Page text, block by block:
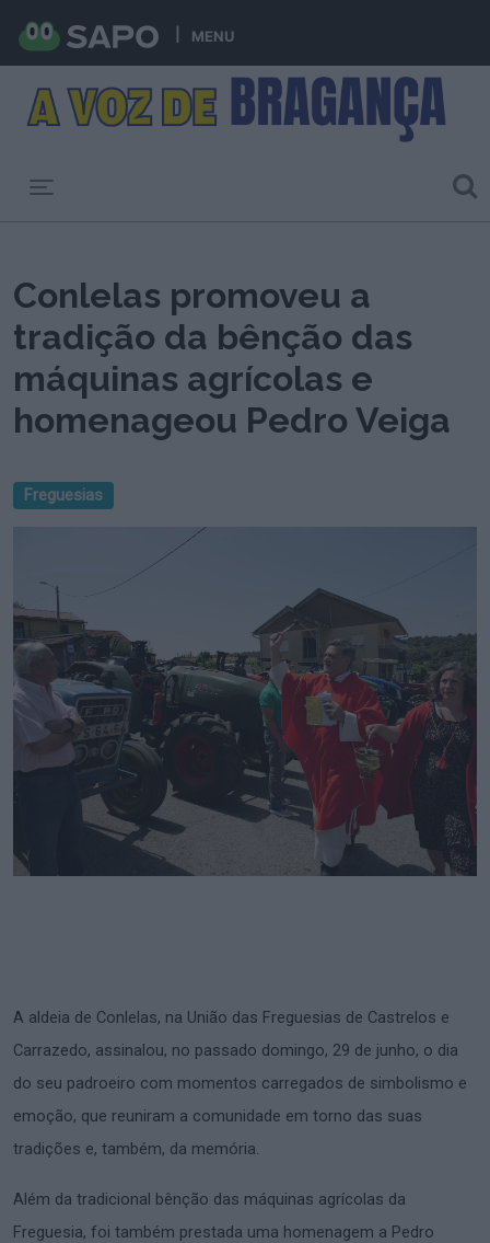
MENU
Conlelas promoveu a
tradição da bênção das
máquinas agrícolas e
homenageou Pedro Veiga
Freguesias
A aldeia de Conlelas, na União das Freguesias de Castrelos e
Carrazedo, assinalou, no passado domingo, 29 de junho, o dia
do seu padroeiro com momentos carregados de simbolismo e
emoção, que reuniram a comunidade em torno das suas
tradições e, também, da memória.
Além da tradicional bênção das máquinas agrícolas da
Freguesia, foi também prestada uma homenagem a Pedro